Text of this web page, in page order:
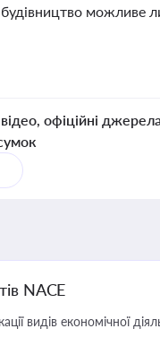
можливе
офіційні
NACE
видів економічної